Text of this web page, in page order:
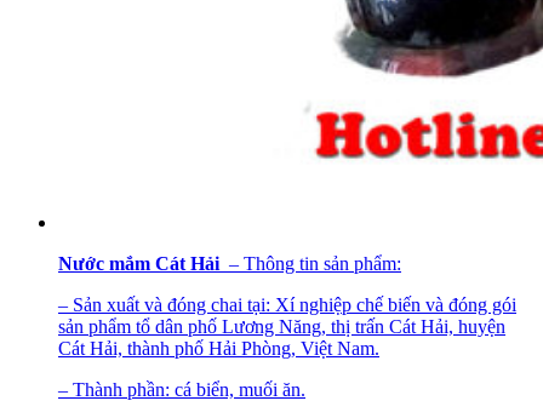
Nước mắm Cát Hải – Thông tin sản phẩm:
– Sản xuất và đóng chai tại: Xí nghiệp chế biến và đóng gói
sản phẩm tổ dân phố Lương Năng, thị trấn Cát Hải, huyện
Cát Hải, thành phố Hải Phòng, Việt Nam.
– Thành phần: cá biển, muối ăn.